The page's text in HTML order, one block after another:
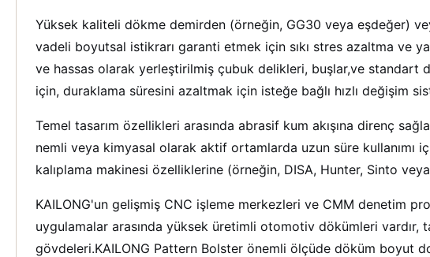
Yüksek kaliteli dökme demirden (örneğin, GG30 veya eşdeğer)
vadeli boyutsal istikrarı garanti etmek için sıkı stres azaltma ve
ve hassas olarak yerleştirilmiş çubuk delikleri, buşlar,ve standart
için, duraklama süresini azaltmak için isteğe bağlı hızlı değişim
Temel tasarım özellikleri arasında abrasif kum akışına direnç
nemli veya kimyasal olarak aktif ortamlarda uzun süre kullanımı
kalıplama makinesi özelliklerine (örneğin, DISA, Hunter, Sinto
KAILONG'un gelişmiş CNC işleme merkezleri ve CMM denetim
uygulamalar arasında yüksek üretimli otomotiv dökümleri vardır,
gövdeleri.KAILONG Pattern Bolster önemli ölçüde döküm boyut